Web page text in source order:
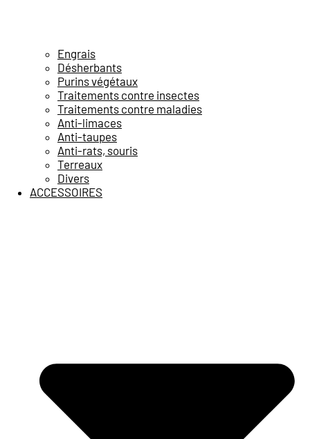
Engrais
Désherbants
Purins végétaux
Traitements contre insectes
Traitements contre maladies
Anti-limaces
Anti-taupes
Anti-rats, souris
Terreaux
Divers
ACCESSOIRES